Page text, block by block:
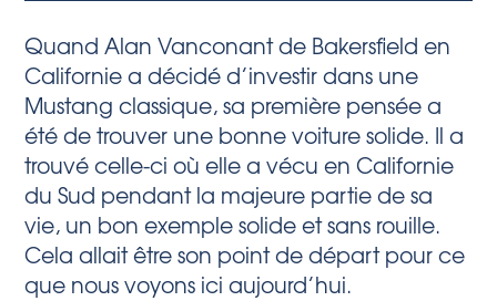
Quand Alan Vanconant de Bakersfield en
Californie a décidé d’investir dans une
Mustang classique, sa première pensée a
été de trouver une bonne voiture solide. Il a
trouvé celle-ci où elle a vécu en Californie
du Sud pendant la majeure partie de sa
vie, un bon exemple solide et sans rouille.
Cela allait être son point de départ pour ce
que nous voyons ici aujourd’hui.